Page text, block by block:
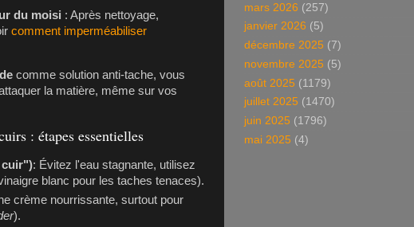
du moisi : Après nettoyage,
comment imperméabiliser
comme solution anti-tache, vous
la matière, même sur vos
: étapes essentielles
cuir"): Évitez l'eau stagnante, utilisez
blanc pour les taches tenaces).
crème nourrissante, surtout pour
).
mars 2026 (257)
janvier 2026 (5)
décembre 2025 (7)
novembre 2025 (5)
août 2025 (1179)
juillet 2025 (1470)
juin 2025 (1796)
mai 2025 (4)